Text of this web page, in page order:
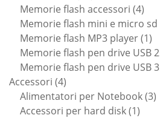
prodotti
Memorie flash accessori 44
Memorie flash mini e micro sd
Memorie flash MP3 player 11
Memorie flash pen drive USB
Memorie flash pen drive USB
Accessori 44
prodotti
Alimentatori per Notebook 33
Accessori per hard disk 11